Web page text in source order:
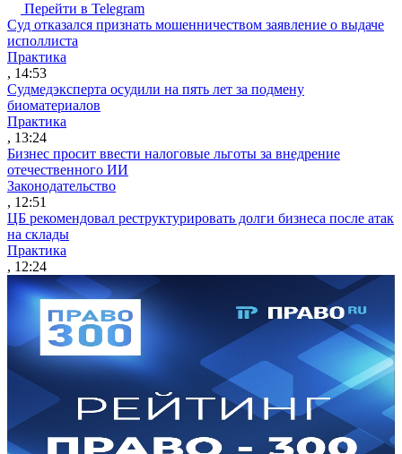
Перейти в Telegram
Суд отказался признать мошенничеством заявление о выдаче
исполлиста
Практика
, 14:53
Судмедэксперта осудили на пять лет за подмену
биоматериалов
Практика
, 13:24
Бизнес просит ввести налоговые льготы за внедрение
отечественного ИИ
Законодательство
, 12:51
ЦБ рекомендовал реструктурировать долги бизнеса после атак
на склады
Практика
, 12:24